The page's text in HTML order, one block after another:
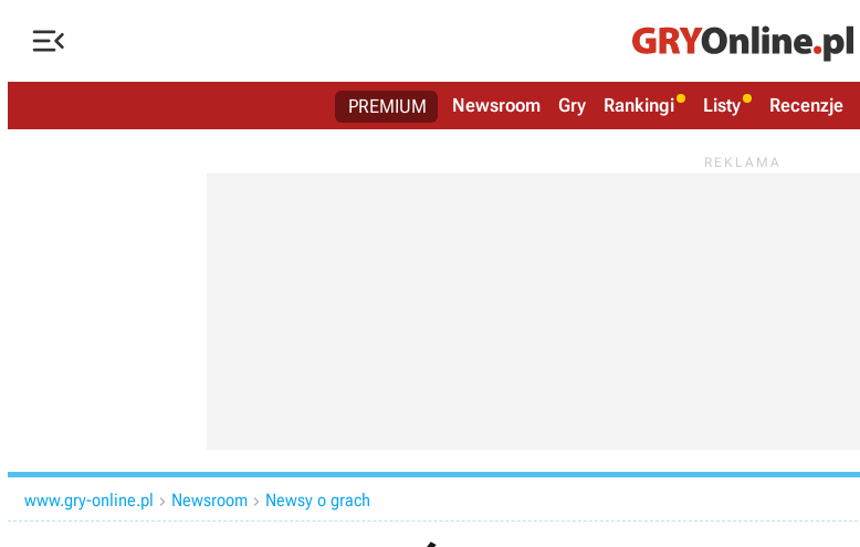

PREMIUM Newsroom Gry Rankingi Listy Recenzje
www.gry-online.pl  Newsroom  Newsy o grach